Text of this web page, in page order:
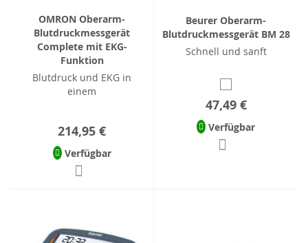
OMRON Oberarm-
Blutdruckmessgerät
Complete mit EKG-
Funktion
Blutdruck und EKG in
einem
214,95 €
Verfügbar
Beurer Oberarm-
Blutdruckmessgerät BM 28
Schnell und sanft
47,49 €
Verfügbar